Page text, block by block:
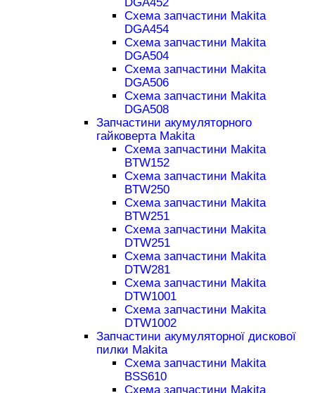
DGA452
Схема запчастини Makita
DGA454
Схема запчастини Makita
DGA504
Схема запчастини Makita
DGA506
Схема запчастини Makita
DGA508
Запчастини акумуляторного
гайковерта Makita
Схема запчастини Makita
BTW152
Схема запчастини Makita
BTW250
Схема запчастини Makita
BTW251
Схема запчастини Makita
DTW251
Схема запчастини Makita
DTW281
Схема запчастини Makita
DTW1001
Схема запчастини Makita
DTW1002
Запчастини акумуляторної дискової
пилки Makita
Схема запчастини Makita
BSS610
Схема запчастини Makita